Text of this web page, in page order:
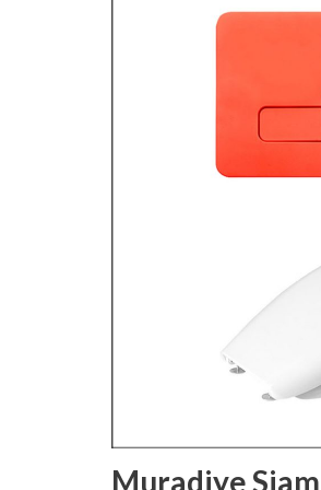
Muradiye